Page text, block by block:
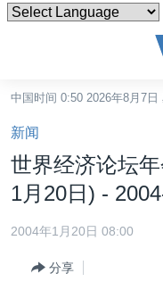
碍
链
接
转
内
中国
国际
中国时间 0:50 2026年8月7日
新闻
世界经济论坛
1月20日) -
2004年1月20日 08:00
分享